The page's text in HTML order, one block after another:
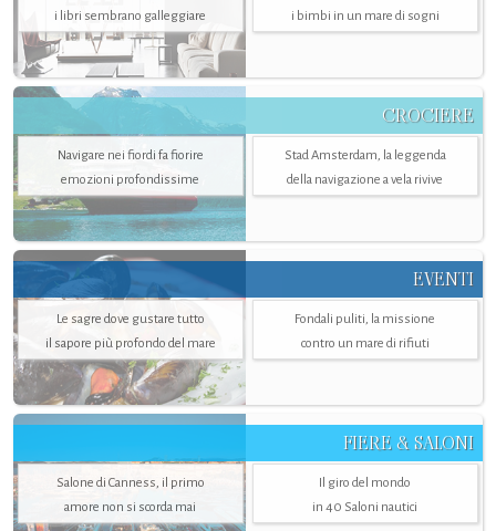
i libri sembrano galleggiare
i bimbi in un mare di sogni
CROCIERE
Navigare nei fiordi fa fiorire
emozioni profondissime
Stad Amsterdam, la leggenda
della navigazione a vela rivive
EVENTI
Le sagre dove gustare tutto
il sapore più profondo del mare
Fondali puliti, la missione
contro un mare di rifiuti
FIERE & SALONI
Salone di Canness, il primo
amore non si scorda mai
Il giro del mondo
in 40 Saloni nautici